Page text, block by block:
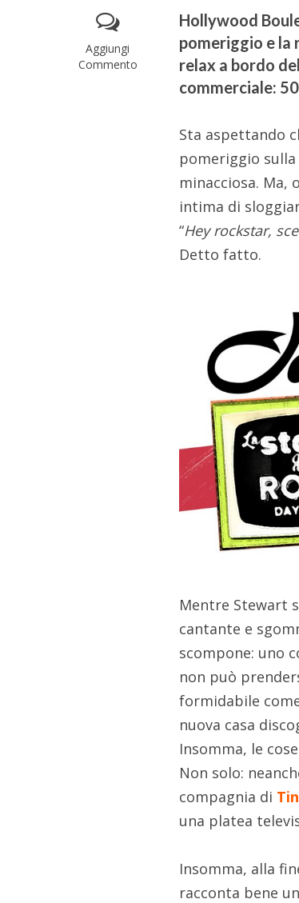
Aggiungi
Commento
Hollywood
pomeriggio e la
relax a bordo
commerciale:
Sta aspettando
pomeriggio sulla
minacciosa.
intima di
“Hey rockstar,
Detto fatto.
Mentre Stewart
cantante e
scompone: uno
non può
formidabile
nuova casa
Insomma, le
Non solo:
compagnia di
una platea
Insomma, alla
racconta bene